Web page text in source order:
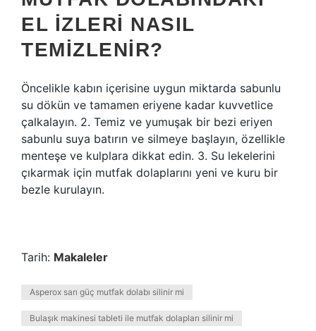
EL IZLERI NASIL
TEMIZLENIR?
Öncelikle kabın içerisine uygun miktarda sabunlu
su dökün ve tamamen eriyene kadar kuvvetlice
çalkalayın. 2. Temiz ve yumuşak bir bezi eriyen
sabunlu suya batırın ve silmeye başlayın, özellikle
menteşe ve kulplara dikkat edin. 3. Su lekelerini
çıkarmak için mutfak dolaplarını yeni ve kuru bir
bezle kurulayın.
Tarih: Makaleler
Asperox sarı güç mutfak dolabı silinir mi
Bulaşık makinesi tableti ile mutfak dolapları silinir mi